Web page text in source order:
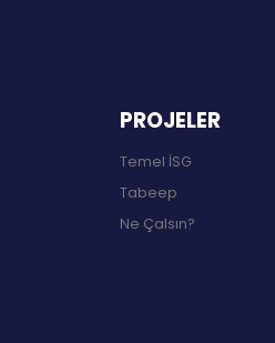
PROJELER
Temel İSG
Tabeep
Ne Çalsın?